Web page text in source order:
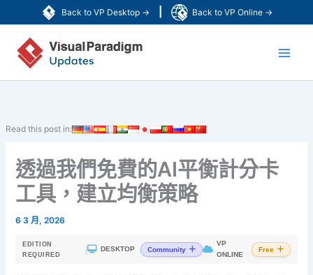
Back to VP Desktop → Back to VP Online →
至
Read this post in:
透過我們免費的AI平衡計分卡
工具，建立均衡策略
6 3 月, 2026
EDITION
REQUIRED
| DESKTOP Community
VP
ONLINE
Free